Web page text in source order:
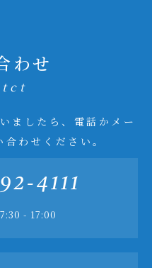
わせ
ましたら、電話かメー
わせください。
4111
- 17:00